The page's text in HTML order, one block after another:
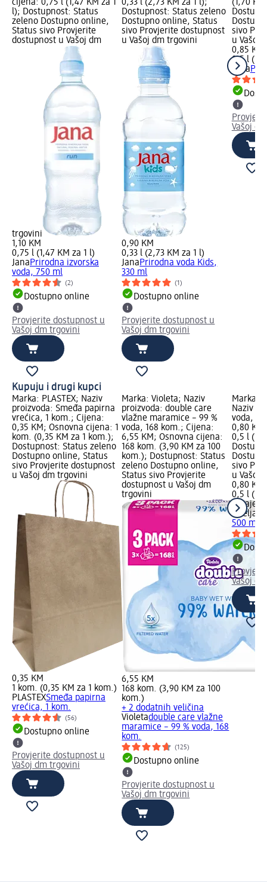
cijena: 0,75 l (1,47 KM za 1
l); Dostupnost: Status
zeleno Dostupno online,
Status sivo Provjerite
dostupnost u Vašoj dm
trgovini
1,10 KM
0,75 l (1,47 KM za 1 l)
JanaPrirodna izvorska
voda, 750 ml
(2)
Dostupno online
Provjerite dostupnost u
Vašoj dm trgovini
0,33 l (2,73 KM za 1 l);
Dostupnost: Status zeleno
Dostupno online, Status
sivo Provjerite dostupnost
u Vašoj dm trgovini
0,90 KM
0,33 l (2,73 KM za 1 l)
JanaPrirodna voda Kids,
330 ml
(1)
Dostupno online
Provjerite dostupnost u
Vašoj dm trgovini
(1,70
sivo
u Vašoj
0,85 KM
0,5 l
Lejla
Vašoj
Kupuju i drugi kupci
Marka: PLASTEX; Naziv
proizvoda: Smeđa papirna
vrećica, 1 kom.; Cijena:
0,35 KM; Osnovna cijena: 1
kom. (0,35 KM za 1 kom.);
Dostupnost: Status zeleno
Dostupno online, Status
sivo Provjerite dostupnost
u Vašoj dm trgovini
0,35 KM
1 kom. (0,35 KM za 1 kom.)
PLASTEXSmeđa papirna
vrećica, 1 kom.
(56)
Dostupno online
Provjerite dostupnost u
Vašoj dm trgovini
Marka: Violeta; Naziv
proizvoda: double care
vlažne maramice – 99 %
voda, 168 kom.; Cijena:
6,55 KM; Osnovna cijena:
168 kom. (3,90 KM za 100
kom.); Dostupnost: Status
zeleno Dostupno online,
Status sivo Provjerite
dostupnost u Vašoj dm
trgovini
6,55 KM
168 kom. (3,90 KM za 100
kom.)
+ 2 dodatnih veličina
Violetadouble care vlažne
maramice – 99 % voda, 168
kom.
(125)
Dostupno online
Provjerite dostupnost u
Vašoj dm trgovini
Marka:
Naziv
voda,
0,80
0,5 l
sivo
u Vašoj
0,80 KM
0,5 l
kiseljak
500 ml
Vašoj